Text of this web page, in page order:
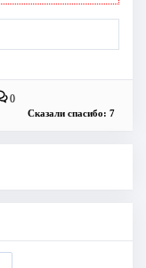
0
Сказали спасибо: 7